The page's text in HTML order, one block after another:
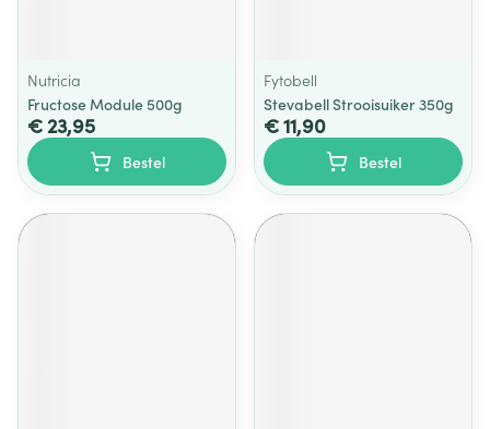
Nutricia
Fructose Module 500g
€ 23,95
Bestel
Fytobell
Stevabell Strooisuiker 350g
€ 11,90
Bestel